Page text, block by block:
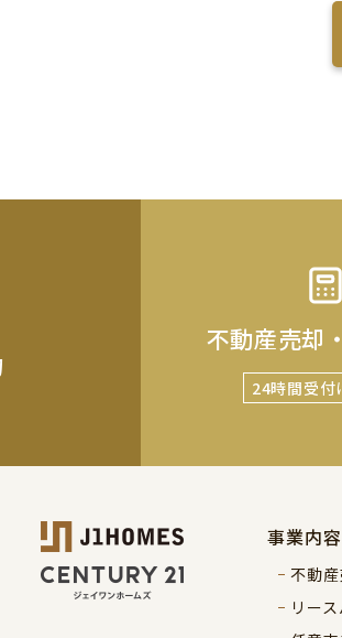
不動産売却
24時間受付
事業内容
不動
リー